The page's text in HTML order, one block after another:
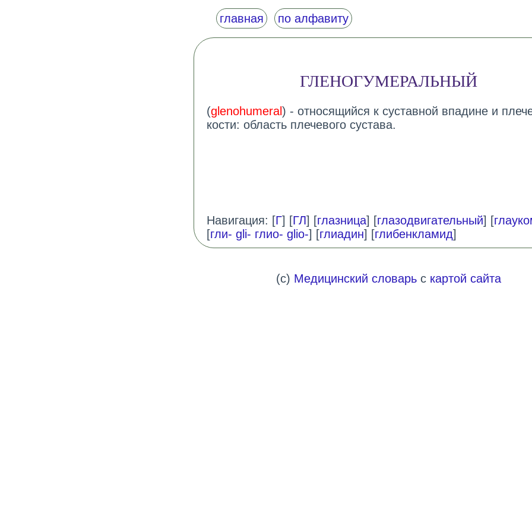
главная по алфавиту
ГЛЕНОГУМЕРАЛЬНЫЙ
(glenohumeral) - относящийся к суставной впадине и
кости: область плечевого сустава.
Навигация: [Г] [ГЛ] [глазница] [глазодвигательный] [
[гли- gli- глио- glio-] [глиадин] [глибенкламид]
(c) Медицинский словарьс картой сайта